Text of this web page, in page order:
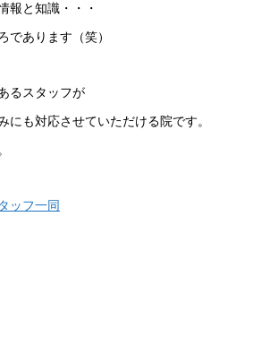
報と知識・・・
であります（笑）
るスタッフが
にも対応させていただける院です。
ッフ一同